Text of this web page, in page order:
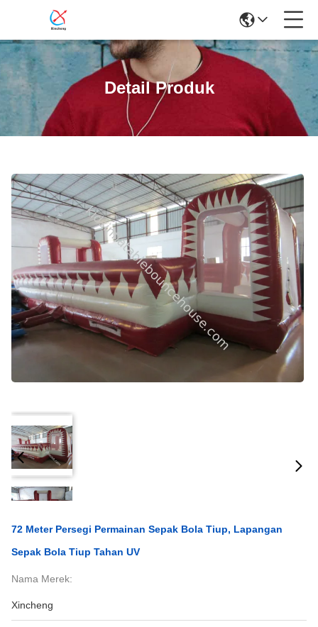
Detail Produk
72 Meter Persegi Permainan Sepak Bola Tiup, Lapangan
Sepak Bola Tiup Tahan UV
Nama Merek:
Xincheng